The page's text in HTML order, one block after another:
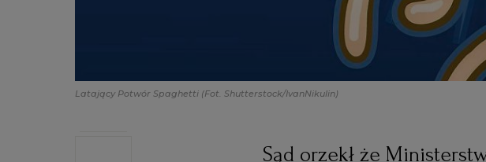
Latający Potwór Spaghetti (Fot. Shutterstock/IvanNikulin)
Sąd orzekł że